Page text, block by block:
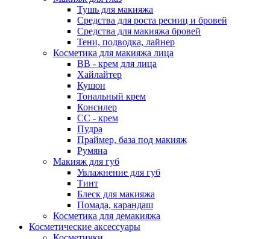
Тушь для макияжа
Средства для роста ресниц и бровей
Средства для макияжа бровей
Тени, подводка, лайнер
Косметика для макияжа лица
ВВ - крем для лица
Хайлайтер
Кушон
Тональный крем
Консилер
СС - крем
Пудра
Праймер, база под макияж
Румяна
Макияж для губ
Увлажнение для губ
Тинт
Блеск для макияжа
Помада, карандаш
Косметика для демакияжа
Косметические аксессуары